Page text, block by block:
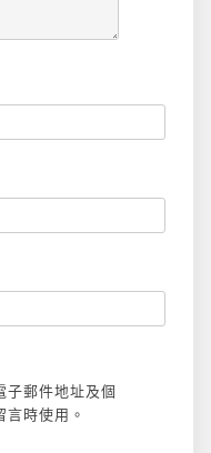
子郵件地址及個
時使用。